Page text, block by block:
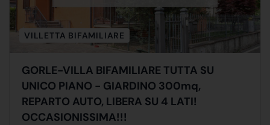
VILLETTA BIFAMILIARE
GORLE-VILLA BIFAMILIARE TUTTA SU
UNICO PIANO - GIARDINO 300mq,
REPARTO AUTO, LIBERA SU 4 LATI!
OCCASIONISSIMA!!!